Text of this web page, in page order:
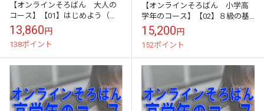
【オンラインそろばん 大人の
コース】【01】はじめよう（そ
ろばんの基礎）《初級クラス》
買い切り（ZOOM講習３回のサ
ポート１年間有...
13,860円
138ポイント
【オンラインそろばん 小学高
学年のコース】【02】８級の基
礎（８級テスト）《初級クラ
ス》買い切り（ZOOM講習３回
と添削テスト１回...
15,200円
152ポイント